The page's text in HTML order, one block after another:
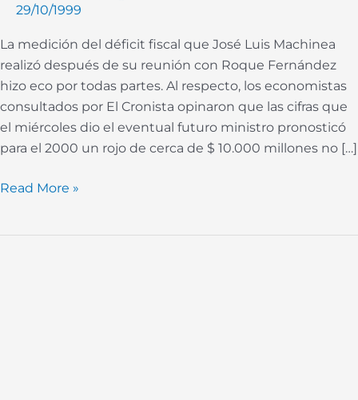
29/10/1999
La medición del déficit fiscal que José Luis Machinea
realizó después de su reunión con Roque Fernández
hizo eco por todas partes. Al respecto, los economistas
consultados por El Cronista opinaron que las cifras que
el miércoles dio el eventual futuro ministro pronosticó
para el 2000 un rojo de cerca de $ 10.000 millones no […]
nieve
Read More »